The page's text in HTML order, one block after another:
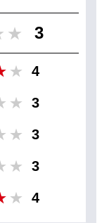
3
4
3
3
3
4